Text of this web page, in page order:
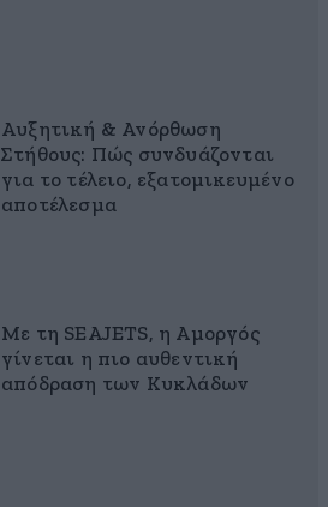
Αυξητική & Ανόρθωση
Στήθους: Πώς συνδυάζονται
για το τέλειο, εξατομικευμένο
αποτέλεσμα
Με τη SEAJETS, η Αμοργός
γίνεται η πιο αυθεντική
απόδραση των Κυκλάδων